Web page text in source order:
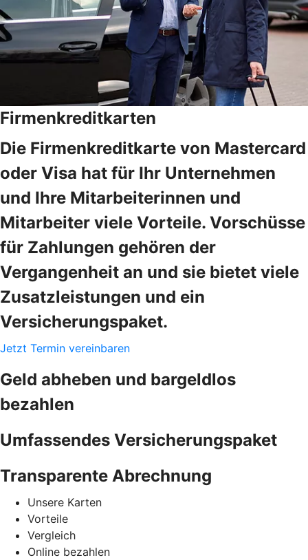
Firmenkreditkarten
Die Firmenkreditkarte von Mastercard
oder Visa hat für Ihr Unternehmen
und Ihre Mitarbeiterinnen und
Mitarbeiter viele Vorteile. Vorschüsse
für Zahlungen gehören der
Vergangenheit an und sie bietet viele
Zusatzleistungen und ein
Versicherungspaket.
Jetzt Termin vereinbaren
Geld abheben und bargeldlos
bezahlen
Umfassendes Versicherungspaket
Transparente Abrechnung
Unsere Karten
Vorteile
Vergleich
Online bezahlen